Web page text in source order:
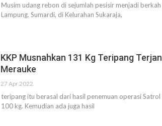
Musim udang rebon di sejumlah pesisir menjadi
Lampung. Sumardi, di Kelurahan Sukaraja,
KKP Musnahkan 131 Kg Teripang
Merauke
27 Apr 2022
teripang itu berasal dari hasil penemuan operasi
100 kg. Kemudian ada juga hasil